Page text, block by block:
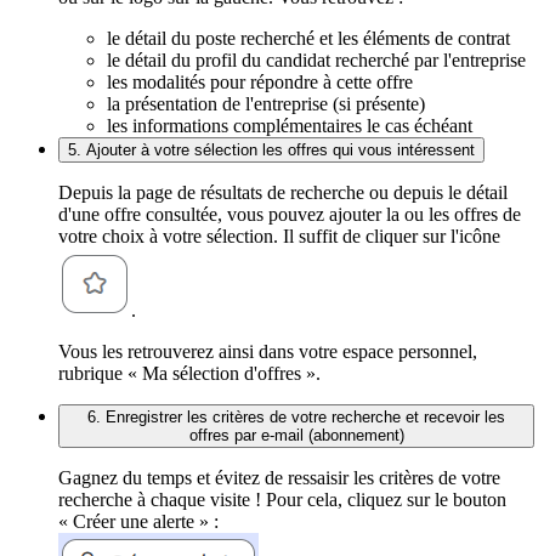
le détail du poste recherché et les éléments de contrat
le détail du profil du candidat recherché par l'entreprise
les modalités pour répondre à cette offre
la présentation de l'entreprise (si présente)
les informations complémentaires le cas échéant
5. Ajouter à votre sélection les offres qui vous intéressent
Depuis la page de résultats de recherche ou depuis le détail
d'une offre consultée, vous pouvez ajouter la ou les offres de
votre choix à votre sélection. Il suffit de cliquer sur l'icône
.
Vous les retrouverez ainsi dans votre espace personnel,
rubrique « Ma sélection d'offres ».
6. Enregistrer les critères de votre recherche et recevoir les
offres par e-mail (abonnement)
Gagnez du temps et évitez de ressaisir les critères de votre
recherche à chaque visite ! Pour cela, cliquez sur le bouton
« Créer une alerte » :